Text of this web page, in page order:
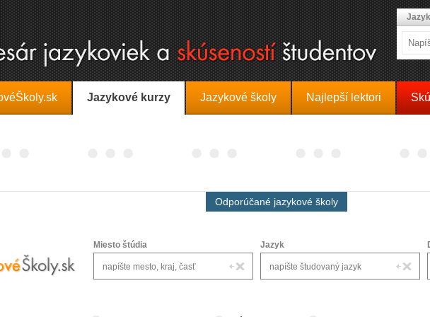
Jazykové kurzy Jazykové školy Najlepší lektori
Odporúčané jazykové školy
Miesto štúdia Jazyk